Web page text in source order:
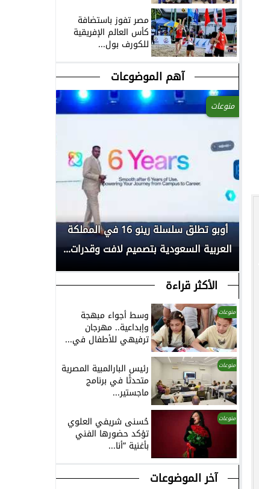
مصر تفوز باستضافة
كأس العالم الإفريقية
للكورف بول...
آهم الموضوعات
منوعات
أوبو تطلق سلسلة رينو 16 في المملكة
العربية السعودية بتصميم لافت وقدرات...
الأكثر قراءة
منوعات وسط أجواء مبهجة
وإبداعية.. مهرجان
ترفيهي للأطفال في...
منوعات رئيس البارالمبية المصرية
متحدثًا في برنامج
ماجستير...
منوعات حُسنى شريفي العلوي
تؤكد حضورها الفني
بأغنية ”أنا...
آخر الموضوعات